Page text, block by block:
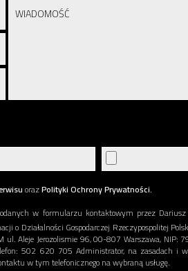
orazPolityki Ochrony Prywatności.
w formularzu kontaktowym przez Dariusz
o Działalności Gospodarczej Rzeczypospolitej
ul. Aleje Jerozolismie 96, 00-807 Warszawa, NIP:
502 620 705 Administrator, na zasadach i
w tym telefonicznego na wybraną usługę.